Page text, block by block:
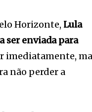
Horizonte, Lula
ser enviada para
imediatamente,
não perder a